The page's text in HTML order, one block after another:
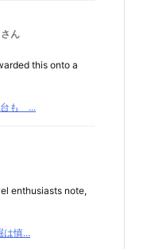
さん
this onto a
台も ...
enthusiasts note,
は慎...